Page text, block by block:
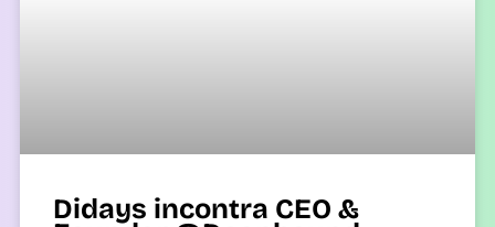
Didays incontra CEO &